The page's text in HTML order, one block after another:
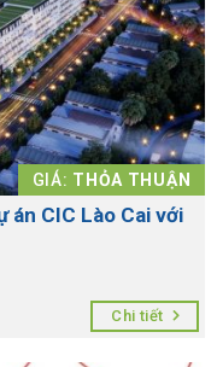
GIÁ: THỎA THUẬN
án CIC Lào Cai với
Chi tiết